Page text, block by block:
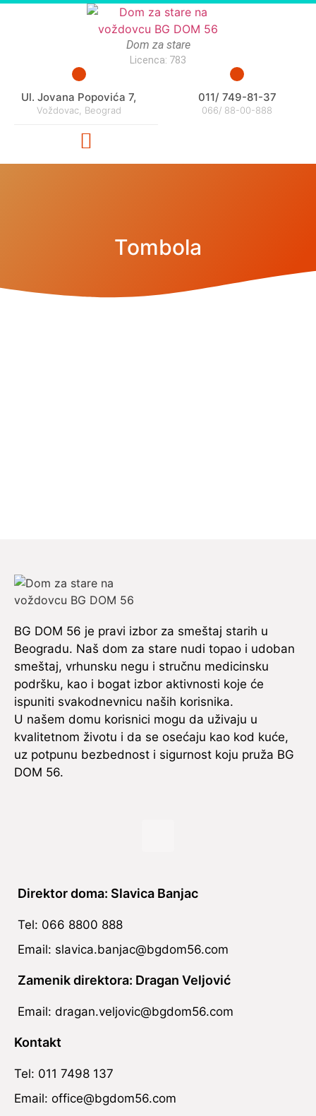
Dom za stare
Licenca: 783
Ul. Jovana Popovića 7,
Voždovac, Beograd
011/ 749-81-37
066/ 88-00-888
Tombola
BG DOM 56 je pravi izbor za smeštaj starih u
Beogradu. Naš dom za stare nudi topao i udoban
smeštaj, vrhunsku negu i stručnu medicinsku
podršku, kao i bogat izbor aktivnosti koje će
ispuniti svakodnevnicu naših korisnika.
U našem domu korisnici mogu da uživaju u
kvalitetnom životu i da se osećaju kao kod kuće,
uz potpunu bezbednost i sigurnost koju pruža BG
DOM 56.
Direktor doma: Slavica Banjac
Tel: 066 8800 888
Email: slavica.banjac@bgdom56.com
Zamenik direktora: Dragan Veljović
Email: dragan.veljovic@bgdom56.com
Kontakt
Tel: 011 7498 137
Email: office@bgdom56.com